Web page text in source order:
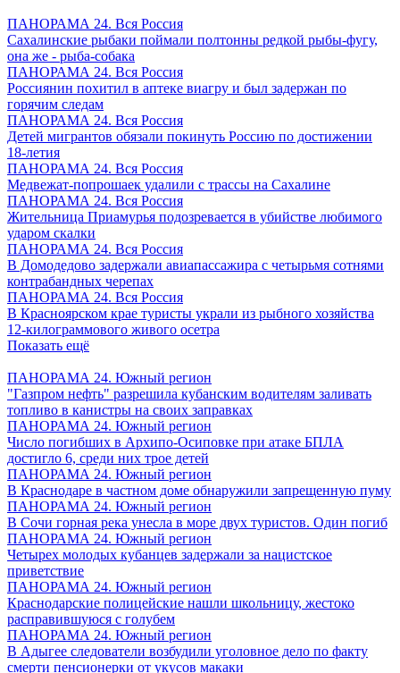
ПАНОРАМА 24. Вся Россия
Сахалинские рыбаки поймали полтонны редкой рыбы-фугу,
она же - рыба-собака
ПАНОРАМА 24. Вся Россия
Россиянин похитил в аптеке виагру и был задержан по
горячим следам
ПАНОРАМА 24. Вся Россия
Детей мигрантов обязали покинуть Россию по достижении
18-летия
ПАНОРАМА 24. Вся Россия
Медвежат-попрошаек удалили с трассы на Сахалине
ПАНОРАМА 24. Вся Россия
Жительница Приамурья подозревается в убийстве любимого
ударом скалки
ПАНОРАМА 24. Вся Россия
В Домодедово задержали авиапассажира с четырьмя сотнями
контрабандных черепах
ПАНОРАМА 24. Вся Россия
В Красноярском крае туристы украли из рыбного хозяйства
12-килограммового живого осетра
Показать ещё
ПАНОРАМА 24. Южный регион
"Газпром нефть" разрешила кубанским водителям заливать
топливо в канистры на своих заправках
ПАНОРАМА 24. Южный регион
Число погибших в Архипо-Осиповке при атаке БПЛА
достигло 6, среди них трое детей
ПАНОРАМА 24. Южный регион
В Краснодаре в частном доме обнаружили запрещенную пуму
ПАНОРАМА 24. Южный регион
В Сочи горная река унесла в море двух туристов. Один погиб
ПАНОРАМА 24. Южный регион
Четырех молодых кубанцев задержали за нацистское
приветствие
ПАНОРАМА 24. Южный регион
Краснодарские полицейские нашли школьницу, жестоко
расправившуюся с голубем
ПАНОРАМА 24. Южный регион
В Адыгее следователи возбудили уголовное дело по факту
смерти пенсионерки от укусов макаки